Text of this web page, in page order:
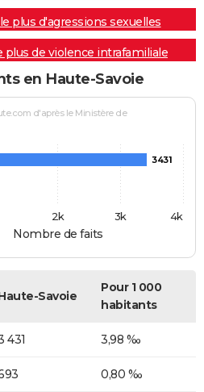
plus d'agressions sexuelles
de violence intrafamiliale
en Haute-Savoie
Nombre de faits
d'après le Ministère de
3431
2k 3k 4k
Savoie
Pour 1 000
habitants
431 3,98 ‰
0,80 ‰